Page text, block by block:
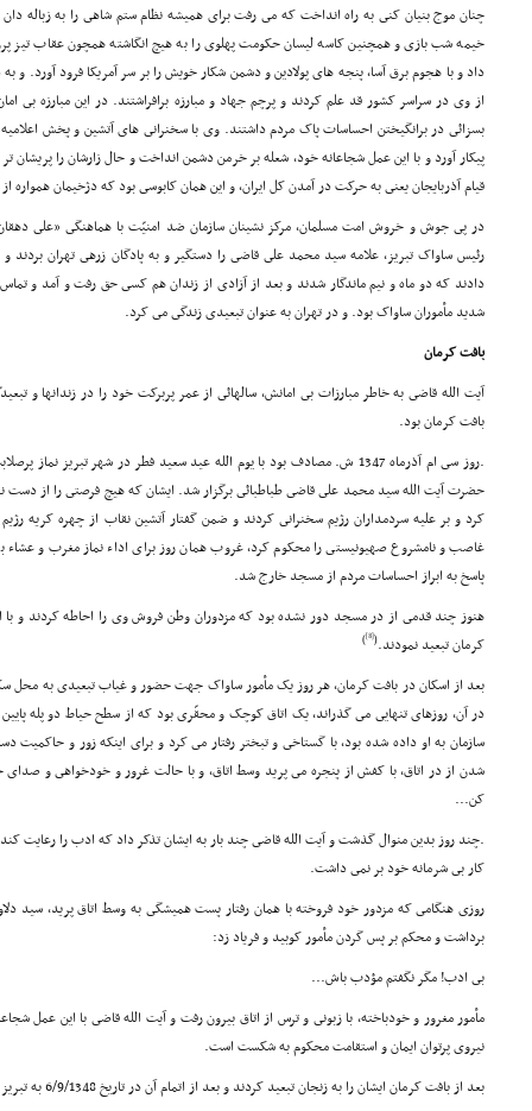
چنان موج بنیان کنى به راه انداخت که مى رفت براى همیشه نظام ستم شاهى را به زباله دان
خیمه شب بازى و همچنین کاسه لیسان حکومت پهلوى را به هیچ انگاشته همچون عقاب تیز
داد و با هجوم برق آسا، پنجه هاى پولادین و دشمن شکار خویش را بر سر آمریکا فرود آورد. و به
از وى در سراسر کشور قد علم کردند و پرچم جهاد و مبارزه برافراشتند. در این مبارزه بى
بسزائى در برانگیختن احساسات پاک مردم داشتند. وى با سخنرانى هاى آتشین و پخش
پیکار آورد و با این عمل شجاعانه خود، شعله بر خرمن دشمن انداخت و حال زارشان را پریشان
قیام آذربایجان یعنى به حرکت در آمدن کل ایران، و این همان کابوسى بود که دژخیمان
در پى جوش و خروش امت مسلمان، مرکز نشینان سازمان ضد امنیّت با هماهنگى «على
رئیس ساواک تبریز، علامه سید محمد على قاضى را دستگیر و به پادگان زرهى تهران
دادند که دو ماه و نیم ماندگار شدند و بعد از آزادى از زندان هم کسى حق رفت و آمد و
شدید مأموران ساواک بود. و در تهران به عنوان تبعیدى زندگى مى کرد.
بافت کرمان
آیت الله قاضى به خاطر مبارزات بى امانش، سالهائى از عمر پربرکت خود را در زندانها و
بافت کرمان بود.
.روز سى ام آذرماه 1347 ش. مصادف بود با یوم الله عید سعید فطر در شهر تبریز
حضرت آیت الله سید محمد على قاضى طباطبائى برگزار شد. ایشان که هیچ فرصتى را از دست
کرد و بر علیه سردمداران رژیم سخنرانى کردند و ضمن گفتار آتشین نقاب از چهره کریه
غاصب و نامشروع صهیونیستى را محکوم کرد، غروب همان روز براى اداء نماز مغرب و عشاء
پاسخ به ابراز احساسات مردم از مسجد خارج شد.
هنوز چند قدمى از در مسجد دور نشده بود که مزدوران وطن فروش وى را احاطه کردند و با
کرمان تبعید نمودند.(
[8]
)
بعد از اسکان در بافت کرمان، هر روز یک مأمور ساواک جهت حضور و غیاب تبعیدى به محل
در آن، روزهاى تنهایى مى گذراند، یک اتاق کوچک و محقّرى بود که از سطح حیاط دو پله
سازمان به او داده شده بود، با گستاخى و تبختر رفتار مى کرد و براى اینکه زور و حاکمیت
شدن از در اتاق، با کفش از پنجره مى پرید وسط اتاق، و با حالت غرور و خودخواهى و
کن...
.چند روز بدین منوال گذشت و آیت الله قاضى چند بار به ایشان تذکر داد که ادب را رعایت
کار بى شرمانه خود بر نمى داشت.
روزى هنگامى که مزدور خود فروخته با همان رفتار پست همیشگى به وسط اتاق پرید، سید
برداشت و محکم بر پس گردن مأمور کوبید و فریاد زد:
بى ادب! مگر نگفتم مؤدب باش...
مأمور مغرور و خودباخته، با زبونى و ترس از اتاق بیرون رفت و آیت الله قاضى با این عمل
نیروى پرتوان ایمان و استقامت محکوم به شکست است.
بعد از بافت کرمان ایشان را به زنجان تبعید کردند و بعد از اتمام آن در تاریخ 6/9/1348 به تبریز مراجعت کرد.